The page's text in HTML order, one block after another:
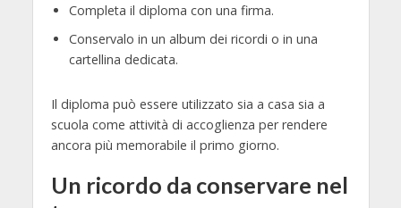
Completa il diploma con una firma.
Conservalo in un album dei ricordi o in una
cartellina dedicata.
Il diploma può essere utilizzato sia a casa sia a
scuola come attività di accoglienza per rendere
ancora più memorabile il primo giorno.
Un ricordo da conservare nel